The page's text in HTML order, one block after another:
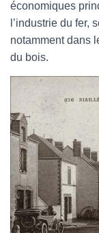
économiques
l’industrie du fer,
notamment dans
du bois.